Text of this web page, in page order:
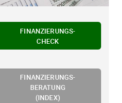
FINANZIERUNGS-
CHECK
FINANZIERUNGS-
BERATUNG
(INDEX)